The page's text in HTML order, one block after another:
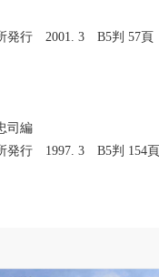
発行 2001. 3 B5判 57頁
司編
発行 1997. 3 B5判 154頁